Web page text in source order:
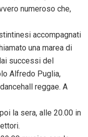
numeroso che,
accompagnati
una marea di
successi del
Alfredo Puglia,
reggae. A
la sera, alle 20.00 in